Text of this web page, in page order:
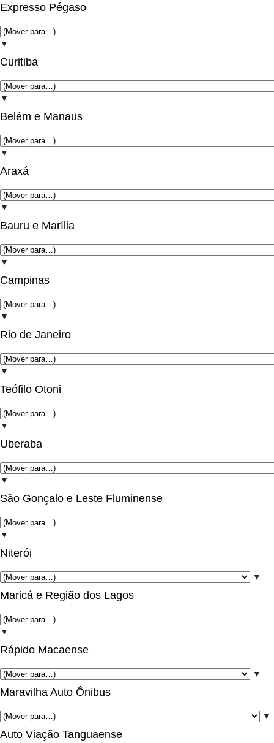
Expresso Pégaso
▼
Curitiba
▼
Belém e Manaus
▼
Araxá
▼
Bauru e Marília
▼
Campinas
▼
Rio de Janeiro
▼
Teófilo Otoni
▼
Uberaba
▼
São Gonçalo e Leste Fluminense
▼
Niterói
▼
Maricá e Região dos Lagos
▼
Rápido Macaense
▼
Maravilha Auto Ônibus
▼
Auto Viação Tanguaense